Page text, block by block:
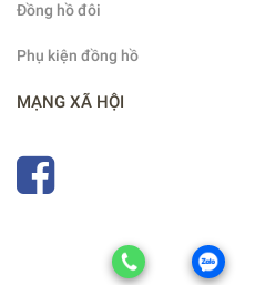
Đồng hồ đôi
Phụ kiện đồng hồ
MẠNG XÃ HỘI
CopyrightĐồng hồ Uy Tín